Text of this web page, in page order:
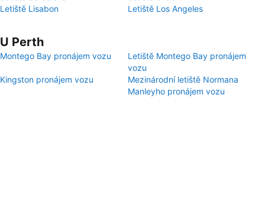
Letiště Lisabon
Letiště Los Angeles
U Perth
Montego Bay pronájem vozu
Letiště Montego Bay pronájem
vozu
Kingston pronájem vozu
Mezinárodní letiště Normana
Manleyho pronájem vozu